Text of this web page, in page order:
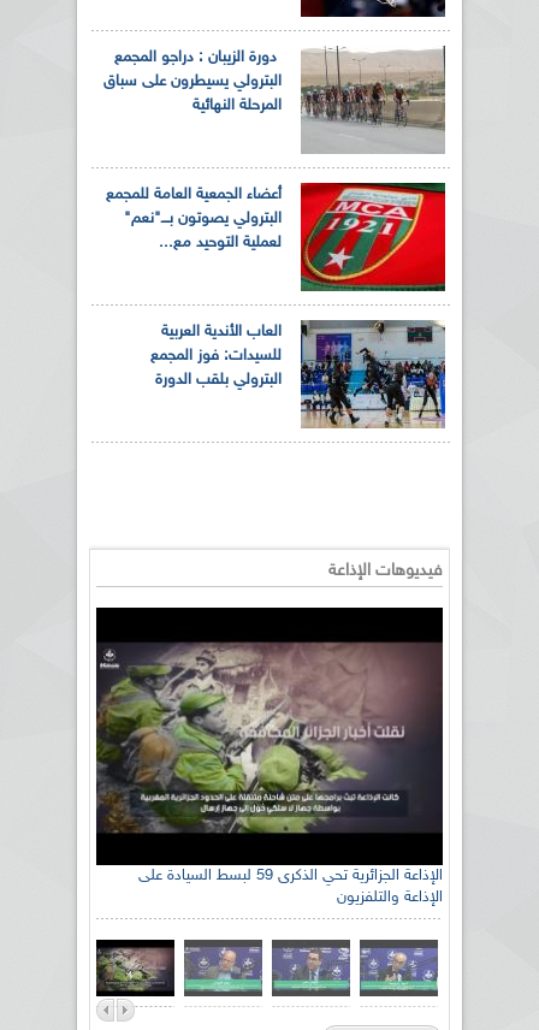
دورة الزيبان : دراجو المجمع
البترولي يسيطرون على سباق
المرحلة النهائية
أعضاء الجمعية العامة للمجمع
البترولي يصوتون بـــ"نعم"
لعملية التوحيد مع...
العاب الأندية العربية
للسيدات: فوز المجمع
البترولي بلقب الدورة
فيديوهات الإذاعة
الإذاعة الجزائرية تحي الذكرى 59 لبسط السيادة على
الإذاعة والتلفزيون